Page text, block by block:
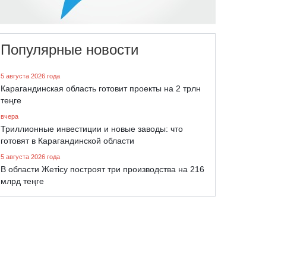
Популярные новости
5 августа 2026 года
Карагандинская область готовит проекты на 2 трлн
теңге
вчера
Триллионные инвестиции и новые заводы: что
готовят в Карагандинской области
5 августа 2026 года
В области Жетісу построят три производства на 216
млрд теңге